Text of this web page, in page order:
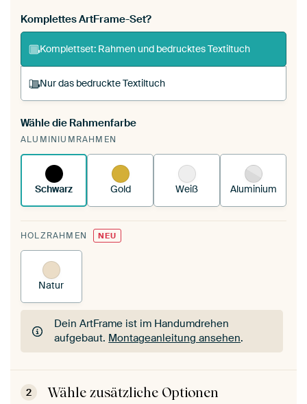
Komplettes ArtFrame-Set?
Komplettset: Rahmen und bedrucktes Textiltuch
Nur das bedruckte Textiltuch
Du spannst einen wechselbaren Textiltuch in
deinen vorhandenen ArtFrame™.
funktioniert es.
Wähle die Rahmenfarbe
ALUMINIUMRAHMEN
Schwarz Gold Weiß Aluminium
HOLZRAHMEN NEU
Natur
Dein ArtFrame ist im Handumdrehen
aufgebaut. Montageanleitung ansehen.
Dein ArtFrame ist im Handumdrehen
aufgebaut.Montageanleitung ansehen
2 Wähle zusätzliche Optionen